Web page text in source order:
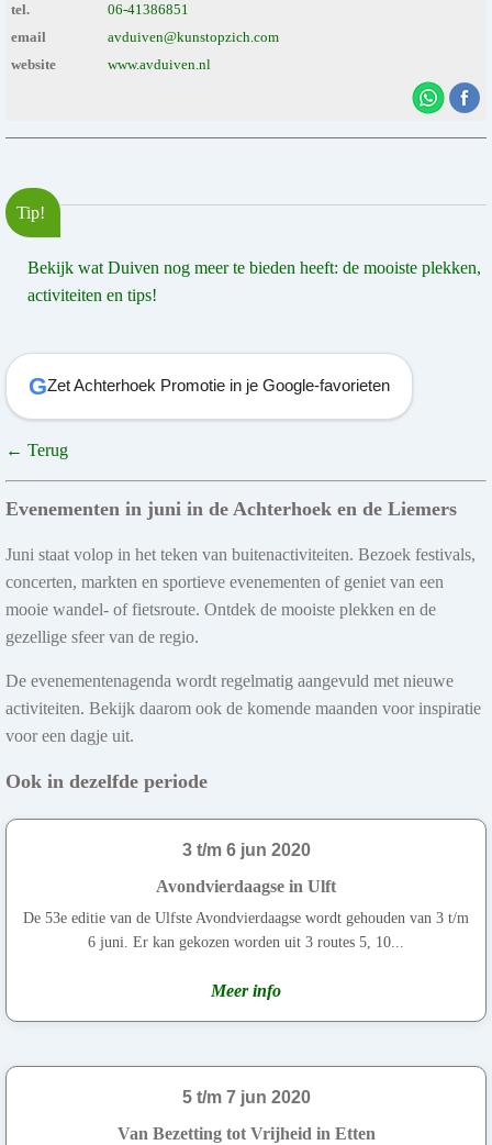
tel.
06-41386851
email
avduiven@kunstopzich.com
website
www.avduiven.nl
Tip!
Bekijk wat Duiven nog meer te bieden heeft: de mooiste plekken,
activiteiten en tips!
GZet Achterhoek Promotie in je Google-favorieten
← Terug
Evenementen in juni in de Achterhoek en de Liemers
Juni staat volop in het teken van buitenactiviteiten. Bezoek festivals,
concerten, markten en sportieve evenementen of geniet van een
mooie wandel- of fietsroute. Ontdek de mooiste plekken en de
gezellige sfeer van de regio.
De evenementenagenda wordt regelmatig aangevuld met nieuwe
activiteiten. Bekijk daarom ook de komende maanden voor inspiratie
voor een dagje uit.
Ook in dezelfde periode
3 t/m 6 jun 2020
Avondvierdaagse in Ulft
De 53e editie van de Ulfste Avondvierdaagse wordt gehouden van 3 t/m
6 juni. Er kan gekozen worden uit 3 routes 5, 10...
Meer info
5 t/m 7 jun 2020
Van Bezetting tot Vrijheid in Etten